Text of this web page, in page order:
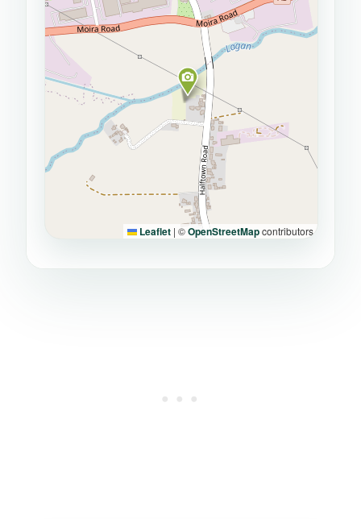
Leaflet | ©OpenStreetMapcontributors